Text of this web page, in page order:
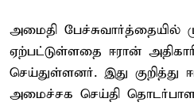
அமைதி பேச்சுவார்த்தையில்
ஏற்பட்டுள்ளதை ஈரான்
செய்துள்ளனர். இது குறித்து
அமைச்சக செய்தி